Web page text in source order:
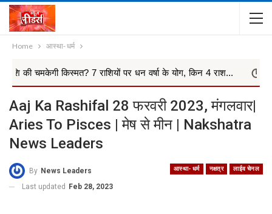
Home आस्था- धर्म
किस्मत? 7 राशियों पर धन वर्षा के योग, किन 4 राश...
आखिरकार
Aaj Ka Rashifal 28 फरवरी 2023, मंगलवार|
Aries To Pisces | मेष से मीन | Nakshatra
News Leaders
आस्था- धर्म नक्षत्र लाईव चेनल
By News Leaders
Last updated Feb 28, 2023